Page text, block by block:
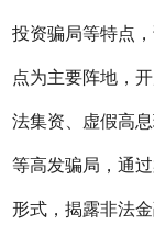
投资骗局等特点
点为主要阵地，
法集资、虚假高
等高发骗局，通
形式，揭露非法